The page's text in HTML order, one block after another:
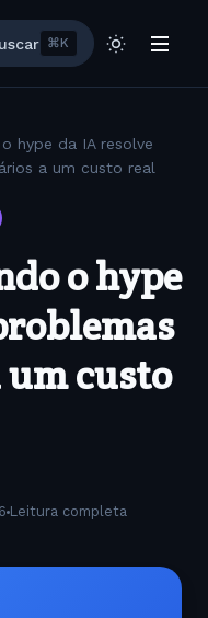
⌘K
hype da IA resolve
a um custo real
o hype
custo
Leitura completa